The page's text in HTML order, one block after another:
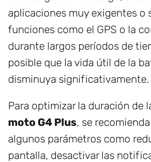
aplicaciones muy exigentes o
funciones como el GPS o la
durante largos períodos de
posible que la vida útil de la
disminuya significativamente.
Para optimizar la duración de
moto G4 Plus, se
algunos parámetros como
pantalla, desactivar las